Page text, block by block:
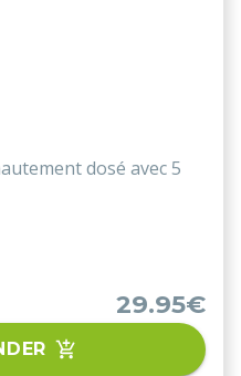
dosé avec 5
29.95€